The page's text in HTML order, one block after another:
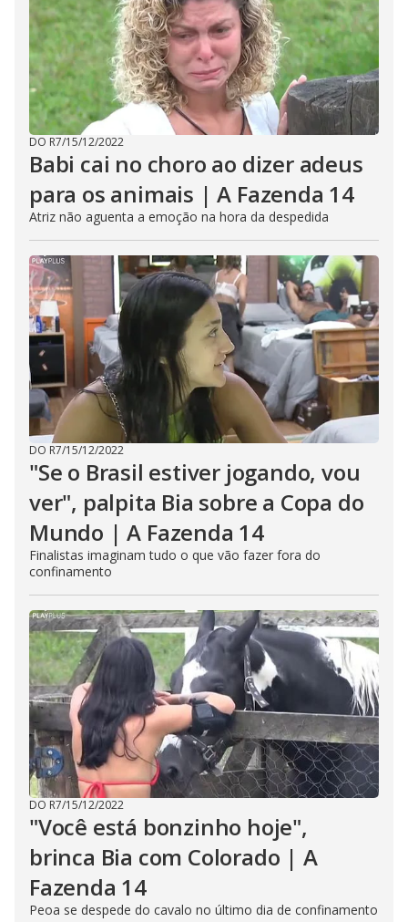
DO R7/15/12/2022
Babi cai no choro ao dizer adeus
para os animais | A Fazenda 14
Atriz não aguenta a emoção na hora da despedida
DO R7/15/12/2022
"Se o Brasil estiver jogando, vou
ver", palpita Bia sobre a Copa do
Mundo | A Fazenda 14
Finalistas imaginam tudo o que vão fazer fora do
confinamento
DO R7/15/12/2022
"Você está bonzinho hoje",
brinca Bia com Colorado | A
Fazenda 14
Peoa se despede do cavalo no último dia de confinamento